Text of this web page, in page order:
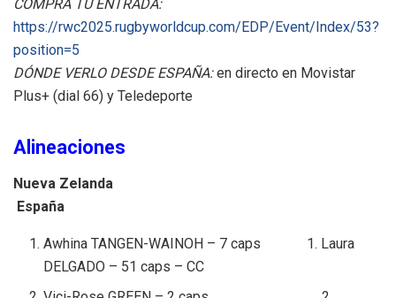
COMPRA TU ENTRADA:
https://rwc2025.rugbyworldcup.com/EDP/Event/Index/53?
position=5
DÓNDE VERLO DESDE ESPAÑA:en directo en Movistar
Plus+ (dial 66) y Teledeporte
Alineaciones
Nueva Zelanda
España
Awhina TANGEN-WAINOH – 7 caps 1. Laura
DELGADO – 51 caps – CC